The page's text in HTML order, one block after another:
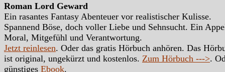
Roman Lord Geward
Ein rasantes Fantasy Abenteuer vor realistischer Kulisse.
Spannend Böse, doch voller Liebe und Sehnsucht. Ein
Moral, Mitgefühl und Verantwortung.
Jetzt reinlesen. Oder das gratis Hörbuch anhören. Das
ist original, ungekürzt und kostenlos. Zum Hörbuch --->.
günstiges Ebook.